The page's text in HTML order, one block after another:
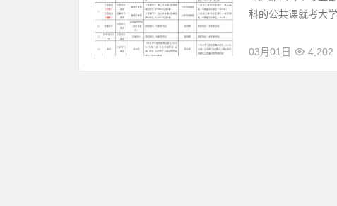
科的公共课就考大
03月01日 4,202